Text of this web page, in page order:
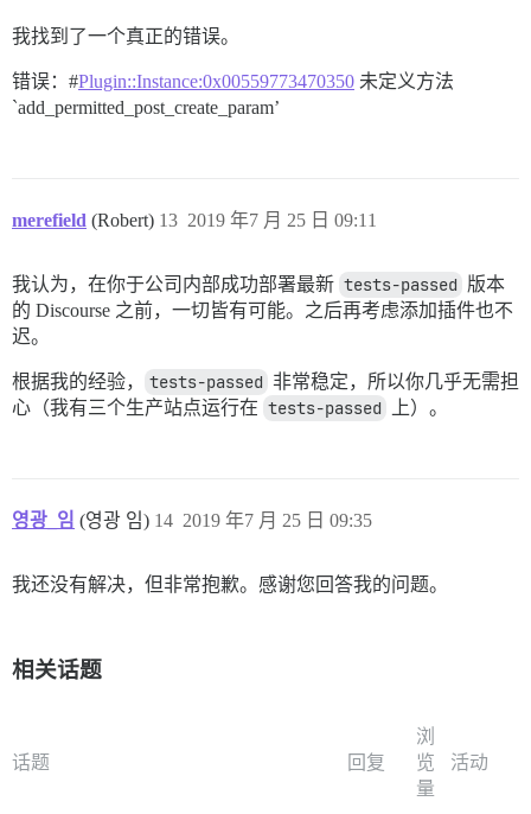
我找到了一个真正的错误。
错误：#Plugin::Instance:0x00559773470350 未定义方法
`add_permitted_post_create_param’
merefield (Robert) 2019 年7 月 25 日 09:11
13
我认为，在你于公司内部成功部署最新 tests-passed 版本
的 Discourse 之前，一切皆有可能。之后再考虑添加插件也不
迟。
根据我的经验， tests-passed 非常稳定，所以你几乎无需担
心（我有三个生产站点运行在 tests-passed 上）。
영광_임 (영광 임) 2019 年7 月 25 日 09:35
14
我还没有解决，但非常抱歉。感谢您回答我的问题。
相关话题
话题 回复
浏
览
量
活动